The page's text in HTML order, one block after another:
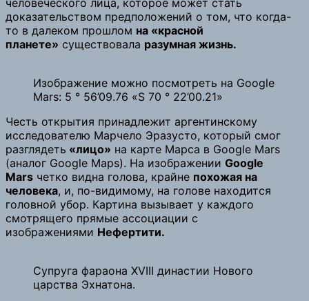
доказательством предположений о том, что когда-
то в далеком прошлом на «красной
планете» существовала разумная жизнь.
Изображение можно посмотреть на Google
Mars: 5 ° 56’09.76 «S 70 ° 22’00.21»
Честь открытия принадлежит аргентинскому
исследователю Марчело Эразусто, который смог
разглядеть «лицо» на карте Марса в Google Mars
(аналог Google Maps). На изображении Google
Mars четко видна голова, крайне похожая на
человека, и, по-видимому, на голове находится
головной убор. Картина вызывает у каждого
смотрящего прямые ассоциации с
изображениями Нефертити.
Супруга фараона XVIII династии Нового
царства Эхнатона.